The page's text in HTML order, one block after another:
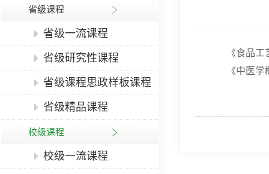
省级课程
省级一流课程
省级研究性课程
省级课程思政样板课程
省级精品课程
校级课程
校级一流课程
《食品
《中医